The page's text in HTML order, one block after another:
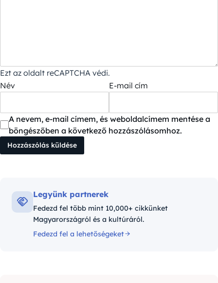
Ezt az oldalt reCAPTCHA védi.
Név
E-mail cím
A nevem, e-mail címem, és weboldalcímem mentése a
böngészőben a következő hozzászólásomhoz.
Legyünk partnerek
Fedezd fel több mint 10,000+ cikkünket
Magyarországról és a kultúráról.
Fedezd fel a lehetőségeket